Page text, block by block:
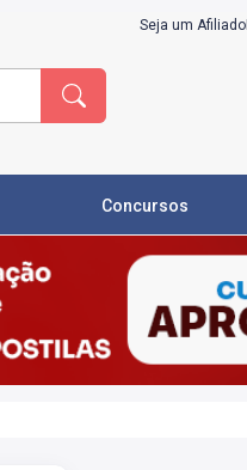
Seja um Afiliado
Concursos